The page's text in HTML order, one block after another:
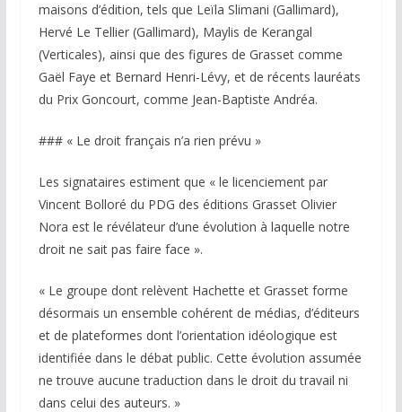
maisons d’édition, tels que Leïla Slimani (Gallimard),
Hervé Le Tellier (Gallimard), Maylis de Kerangal
(Verticales), ainsi que des figures de Grasset comme
Gaël Faye et Bernard Henri-Lévy, et de récents lauréats
du Prix Goncourt, comme Jean-Baptiste Andréa.
### « Le droit français n’a rien prévu »
Les signataires estiment que « le licenciement par
Vincent Bolloré du PDG des éditions Grasset Olivier
Nora est le révélateur d’une évolution à laquelle notre
droit ne sait pas faire face ».
« Le groupe dont relèvent Hachette et Grasset forme
désormais un ensemble cohérent de médias, d’éditeurs
et de plateformes dont l’orientation idéologique est
identifiée dans le débat public. Cette évolution assumée
ne trouve aucune traduction dans le droit du travail ni
dans celui des auteurs. »